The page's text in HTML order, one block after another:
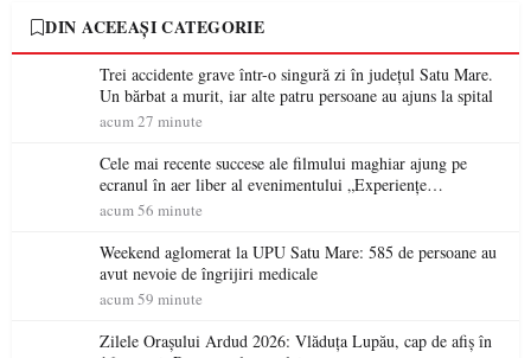
DIN ACEEAȘI CATEGORIE
Trei accidente grave într-o singură zi în județul Satu Mare.
Un bărbat a murit, iar alte patru persoane au ajuns la spital
acum 27 minute
Cele mai recente succese ale filmului maghiar ajung pe
ecranul în aer liber al evenimentului „Experiențe
cinematografice Partium”
acum 56 minute
Weekend aglomerat la UPU Satu Mare: 585 de persoane au
avut nevoie de îngrijiri medicale
acum 59 minute
Zilele Orașului Ardud 2026: Vlăduța Lupău, cap de afiș în